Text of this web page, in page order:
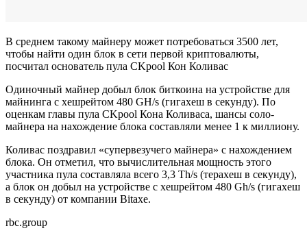
В среднем такому майнеру может потребоваться 3500 лет,
чтобы найти один блок в сети первой криптовалюты,
посчитал основатель пула CKpool Кон Коливас
Одиночный майнер добыл блок биткоина на устройстве для
майнинга с хешрейтом 480 GH/s (гигахеш в секунду). По
оценкам главы пула CKpool Кона Коливаса, шансы соло-
майнера на нахождение блока составляли менее 1 к миллиону.
Коливас поздравил «супервезучего майнера» с нахождением
блока. Он отметил, что вычислительная мощность этого
участника пула составляла всего 3,3 Th/s (терахеш в секунду),
а блок он добыл на устройстве с хешрейтом 480 Gh/s (гигахеш
в секунду) от компании Bitaxe.
rbc.group